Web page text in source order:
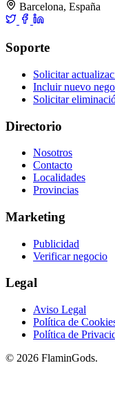
Barcelona, España
Soporte
Solicitar
Incluir nuevo
Solicitar
Directorio
Nosotros
Contacto
Localidades
Provincias
Marketing
Publicidad
Verificar negocio
Legal
Aviso Legal
Política de
Política de
© 2026 FlaminGods.